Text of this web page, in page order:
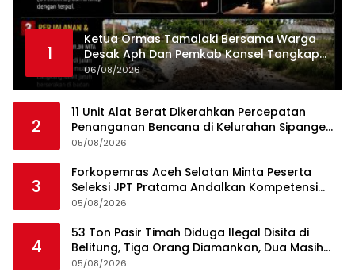
1
Ketua Ormas Tamalaki Bersama Warga
Desak Aph Dan Pemkab Konsel Tangkap
Pelaku Angkut Cangkang Sawit Overload,
Truk PT KAP Melintas Jalan Umum
06/08/2026
2
11 Unit Alat Berat Dikerahkan Percepatan
Penanganan Bencana di Kelurahan Sipange
Kecamatan Tukka
05/08/2026
3
Forkopemras Aceh Selatan Minta Peserta
Seleksi JPT Pratama Andalkan Kompetensi
dan Integritas, Bukan Kedekatan
05/08/2026
4
53 Ton Pasir Timah Diduga Ilegal Disita di
Belitung, Tiga Orang Diamankan, Dua Masih
Diburu
05/08/2026